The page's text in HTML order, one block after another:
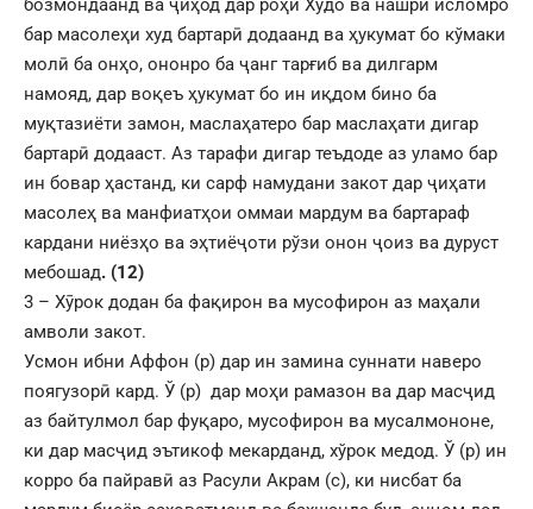
бар масолеҳи худ бартарӣ додаанд ва ҳукумат бо кўмаки
молӣ ба онҳо, ононро ба ҷанг тарғиб ва дилгарм
намояд, дар воқеъ ҳукумат бо ин иқдом бино ба
муқтазиёти замон, маслаҳатеро бар маслаҳати дигар
бартарӣ додааст. Аз тарафи дигар теъдоде аз уламо бар
ин бовар ҳастанд, ки сарф намудани закот дар ҷиҳати
масолеҳ ва манфиатҳои оммаи мардум ва бартараф
кардани ниёзҳо ва эҳтиёҷоти рўзи онон ҷоиз ва дуруст
мебошад. (12)
3 – Хӯрок додан ба фақирон ва мусофирон аз маҳали
амволи закот.
Усмон ибни Аффон (р) дар ин замина суннати наверо
поягузорӣ кард. Ў (р) дар моҳи рамазон ва дар масҷид
аз байтулмол бар фуқаро, мусофирон ва мусалмононе,
ки дар масҷид эътикоф мекарданд, хўрок медод. Ў (р) ин
корро ба пайравӣ аз Расули Акрам (с), ки нисбат ба